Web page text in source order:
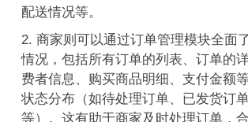
配送情况等。
商家则可以通过订单管理模块全面
情况，包括所有订单的列表、订单的
费者信息、购买商品明细、支付金额
状态分布（如待处理订单、已发货订
等）。这有助于商家及时处理订单，